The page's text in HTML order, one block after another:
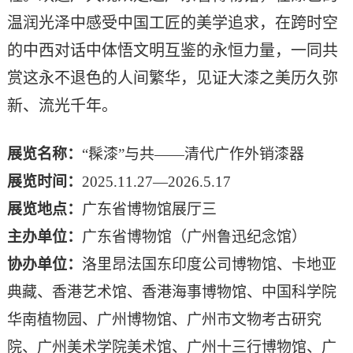
温润光泽中感受中国工匠的美学追求，在跨时空
的中西对话中体悟文明互鉴的永恒力量，一同共
赏这永不退色的人间繁华，见证大漆之美历久弥
新、流光千年。
展览名称： “髹漆”与共——清代广作外销漆器
展览时间： 2025.11.27—2026.5.17
展览地点： 广东省博物馆展厅三
主办单位： 广东省博物馆（广州鲁迅纪念馆）
协办单位： 洛里昂法国东印度公司博物馆、卡地亚
典藏、香港艺术馆、香港海事博物馆、中国科学院
华南植物园、广州博物馆、广州市文物考古研究
院、广州美术学院美术馆、广州十三行博物馆、广